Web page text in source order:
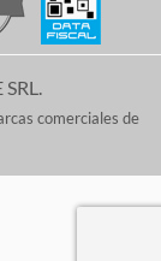
comerciales de